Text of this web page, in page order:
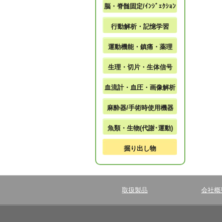
脳・脊髄固定/ｲﾝｼﾞｪｸｼｮﾝ
行動解析・記憶学習
運動機能・鎮痛・薬理
生理・切片・生体信号
血流計・血圧・画像解析
麻酔器/手術時使用機器
魚類・生物(代謝･運動)
掘り出し物
取扱製品 会社概